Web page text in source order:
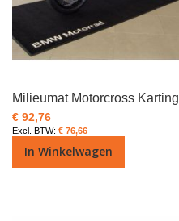
Milieumat Motorcross Karting
€ 92,76
€ 76,66
In Winkelwagen